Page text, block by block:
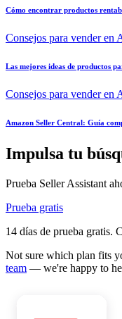
Cómo encontrar productos
Consejos para vender en
Las mejores ideas de productos
Consejos para vender en
Amazon Seller Central: Guía
Impulsa tu
Prueba Seller Assistant
Prueba gratis
14 días de prueba gratis.
Not sure which plan fits
team — we're happy to